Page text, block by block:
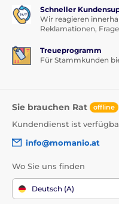
Schneller
Wir reagieren
Reklamationen,
Treueprogramm
Für Stammkunden
Sie brauchen Rat offline
Kundendienst ist
info@momanio.at
Wo Sie uns finden
Deutsch (A)